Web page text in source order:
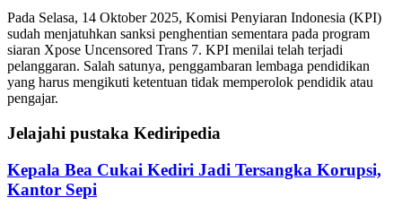
Pada Selasa, 14 Oktober 2025, Komisi Penyiaran Indonesia (KPI)
sudah menjatuhkan sanksi penghentian sementara pada program
siaran Xpose Uncensored Trans 7. KPI menilai telah terjadi
pelanggaran. Salah satunya, penggambaran lembaga pendidikan
yang harus mengikuti ketentuan tidak memperolok pendidik atau
pengajar.
Jelajahi pustaka Kediripedia
Kepala Bea Cukai Kediri Jadi Tersangka Korupsi,
Kantor Sepi